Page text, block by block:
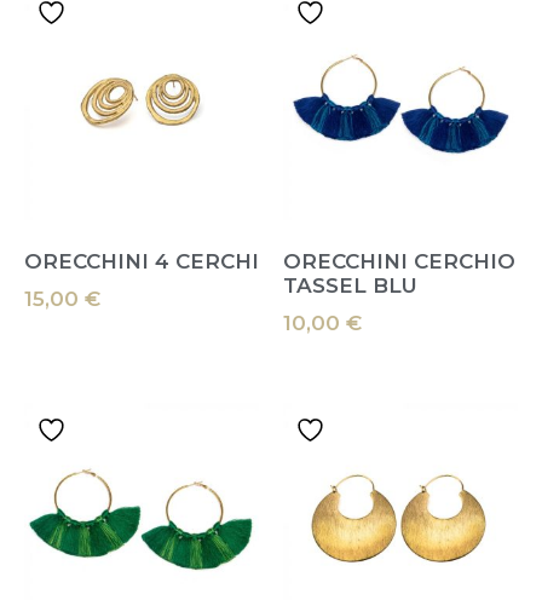
ORECCHINI 4 CERCHI
15,00 €
ORECCHINI CERCHIO
TASSEL BLU
10,00 €